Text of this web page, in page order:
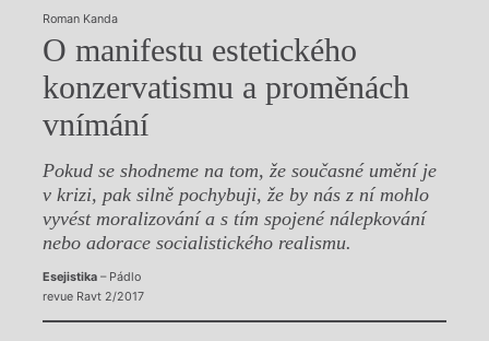
Roman Kanda
O manifestu estetického
konzervatismu a proměnách
vnímání
Pokud se shodneme na tom, že současné umění je
v krizi, pak silně pochybuji, že by nás z ní mohlo
vyvést moralizování a s tím spojené nálepkování
nebo adorace socialistického realismu.
Esejistika– Pádlo
revue Ravt 2/2017